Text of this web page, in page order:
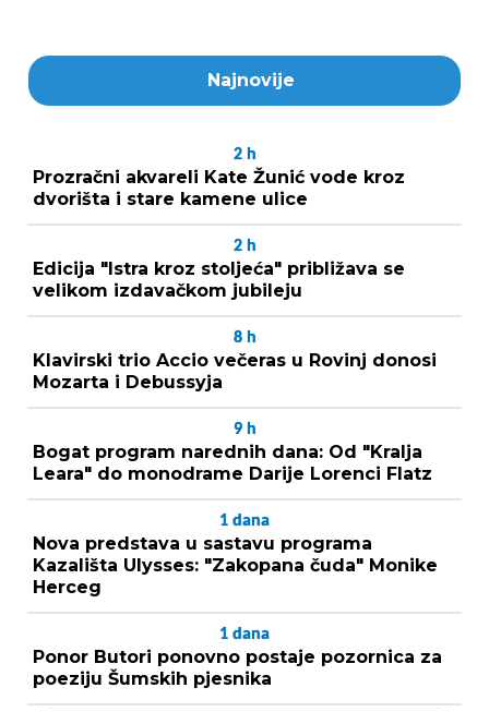
Najnovije
2 h
Prozračni akvareli Kate Žunić vode kroz
dvorišta i stare kamene ulice
2 h
Edicija "Istra kroz stoljeća" približava se
velikom izdavačkom jubileju
8 h
Klavirski trio Accio večeras u Rovinj donosi
Mozarta i Debussyja
9 h
Bogat program narednih dana: Od "Kralja
Leara" do monodrame Darije Lorenci Flatz
1 dana
Nova predstava u sastavu programa
Kazališta Ulysses: "Zakopana čuda" Monike
Herceg
1 dana
Ponor Butori ponovno postaje pozornica za
poeziju Šumskih pjesnika